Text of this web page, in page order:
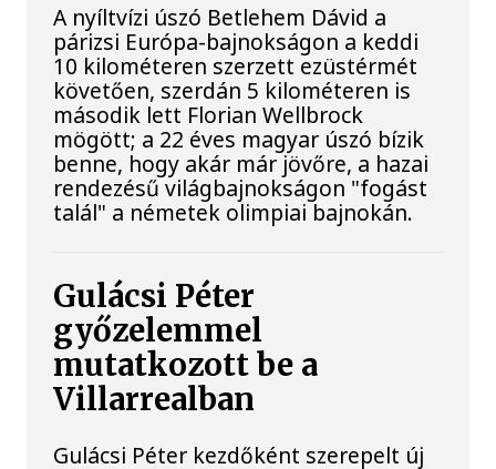
A nyíltvízi úszó Betlehem Dávid a
párizsi Európa-bajnokságon a keddi
10 kilométeren szerzett ezüstérmét
követően, szerdán 5 kilométeren is
második lett Florian Wellbrock
mögött; a 22 éves magyar úszó bízik
benne, hogy akár már jövőre, a hazai
rendezésű világbajnokságon "fogást
talál" a németek olimpiai bajnokán.
Gulácsi Péter
győzelemmel
mutatkozott be a
Villarrealban
Gulácsi Péter kezdőként szerepelt új